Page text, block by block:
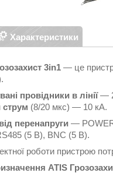
Характеристики
3in1 — це
провідники в лінії—
струм (8/20 мкс) — 10 кА.
перенапруги —
(5 В), BNC (5 В).
роботи пристрою
ATIS